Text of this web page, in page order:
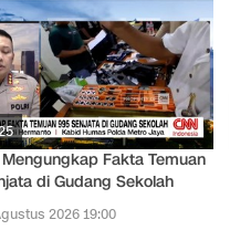
Mengungkap Fakta Temuan
di Gudang Sekolah
2026 19:00